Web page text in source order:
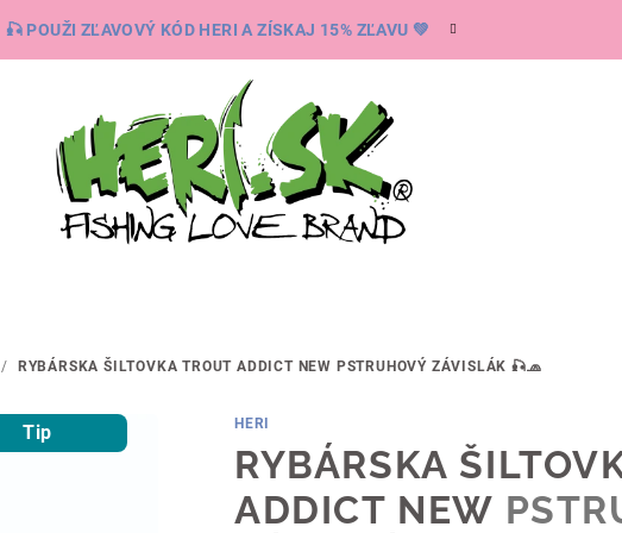
🎣 POUŽI ZĽAVOVÝ KÓD HERI A ZÍSKAJ 15% ZĽAVU 💚
/ RYBÁRSKA ŠILTOVKA TROUT ADDICT NEW PSTRUHOVÝ ZÁVISLÁK 🎣🧢
HERI
RYBÁRSKA
ADDICT NEW
Tip